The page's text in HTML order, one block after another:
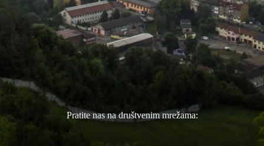
Pratite nas na društvenim mrežama: